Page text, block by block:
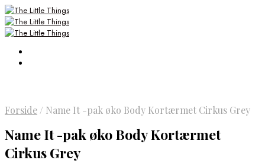
Forside / Name It -pak øko Body Kortærmet Cirkus Grey
Name It -pak øko Body Kortærmet
Cirkus Grey